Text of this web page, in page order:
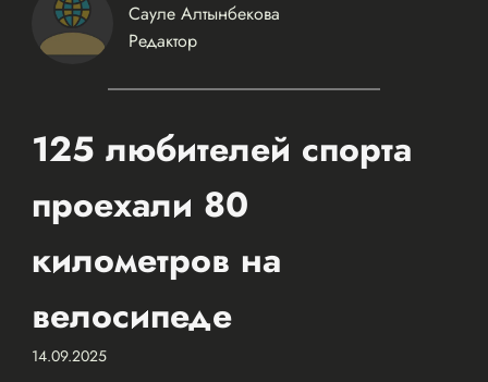
Сауле Алтынбекова
Редактор
125 любителей спорта
проехали 80
километров на
велосипеде
14.09.2025